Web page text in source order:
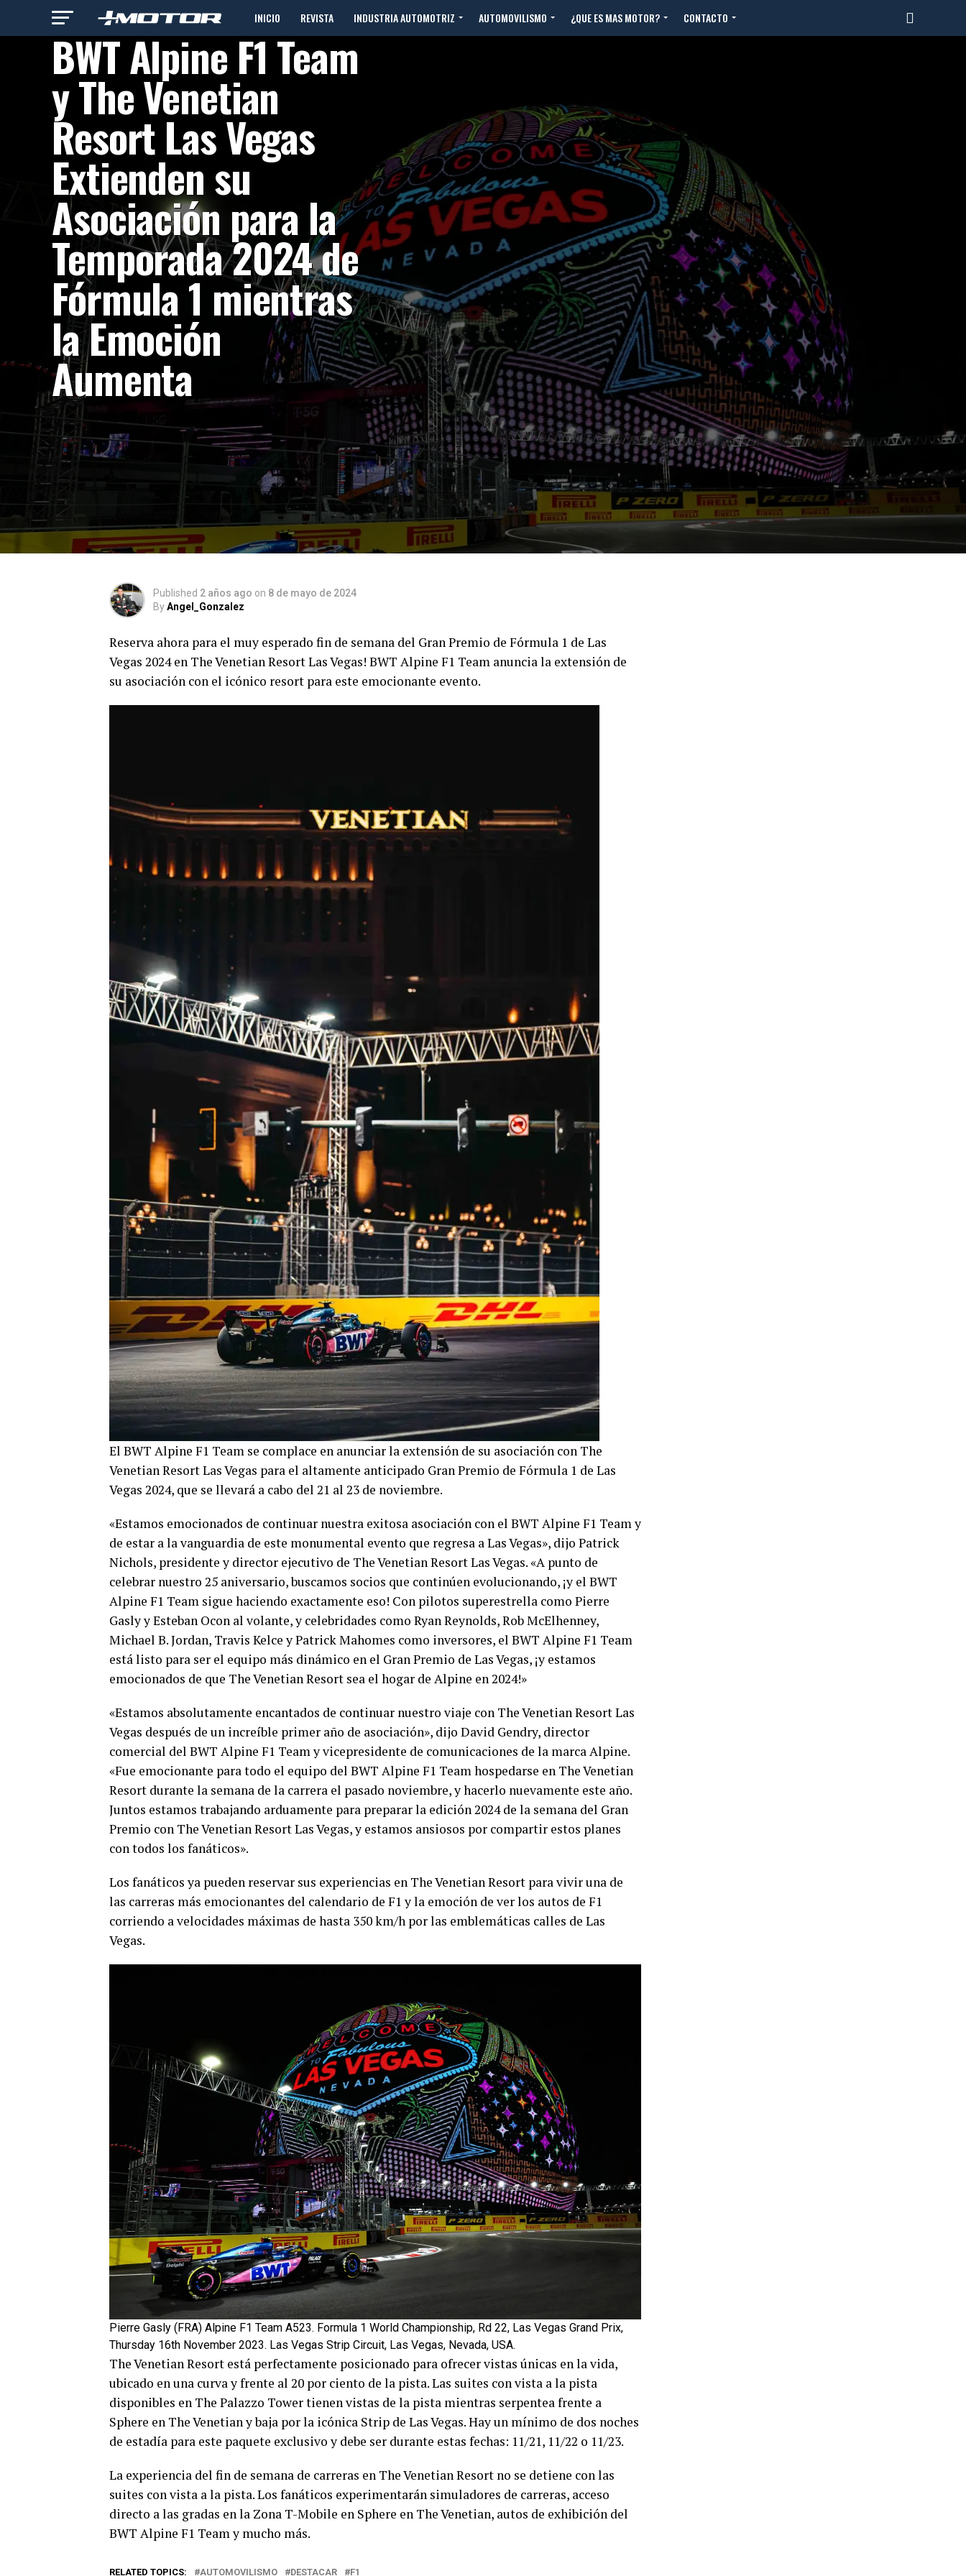
INICIO REVISTA INDUSTRIA AUTOMOTRIZ AUTOMOVILISMO ¿QUE ES MAS MOTOR? CONTACTO
AUTOMOVILISMO
BWT Alpine F1 Team
y The Venetian
Resort Las Vegas
Extienden su
Asociación para la
Temporada 2024 de
Fórmula 1 mientras
la Emoción
Aumenta
Published 2 años ago on 8 de mayo de 2024
ByAngel_Gonzalez
Reserva ahora para el muy esperado fin de semana del Gran Premio de Fórmula 1 de Las
Vegas 2024 en The Venetian Resort Las Vegas! BWT Alpine F1 Team anuncia la extensión de
su asociación con el icónico resort para este emocionante evento.
El BWT Alpine F1 Team se complace en anunciar la extensión de su asociación con The
Venetian Resort Las Vegas para el altamente anticipado Gran Premio de Fórmula 1 de Las
Vegas 2024, que se llevará a cabo del 21 al 23 de noviembre.
«Estamos emocionados de continuar nuestra exitosa asociación con el BWT Alpine F1 Team y
de estar a la vanguardia de este monumental evento que regresa a Las Vegas», dijo Patrick
Nichols, presidente y director ejecutivo de The Venetian Resort Las Vegas. «A punto de
celebrar nuestro 25 aniversario, buscamos socios que continúen evolucionando, ¡y el BWT
Alpine F1 Team sigue haciendo exactamente eso! Con pilotos superestrella como Pierre
Gasly y Esteban Ocon al volante, y celebridades como Ryan Reynolds, Rob McElhenney,
Michael B. Jordan, Travis Kelce y Patrick Mahomes como inversores, el BWT Alpine F1 Team
está listo para ser el equipo más dinámico en el Gran Premio de Las Vegas, ¡y estamos
emocionados de que The Venetian Resort sea el hogar de Alpine en 2024!»
«Estamos absolutamente encantados de continuar nuestro viaje con The Venetian Resort Las
Vegas después de un increíble primer año de asociación», dijo David Gendry, director
comercial del BWT Alpine F1 Team y vicepresidente de comunicaciones de la marca Alpine.
«Fue emocionante para todo el equipo del BWT Alpine F1 Team hospedarse en The Venetian
Resort durante la semana de la carrera el pasado noviembre, y hacerlo nuevamente este año.
Juntos estamos trabajando arduamente para preparar la edición 2024 de la semana del Gran
Premio con The Venetian Resort Las Vegas, y estamos ansiosos por compartir estos planes
con todos los fanáticos».
Los fanáticos ya pueden reservar sus experiencias en The Venetian Resort para vivir una de
las carreras más emocionantes del calendario de F1 y la emoción de ver los autos de F1
corriendo a velocidades máximas de hasta 350 km/h por las emblemáticas calles de Las
Vegas.
Pierre Gasly (FRA) Alpine F1 Team A523. Formula 1 World Championship, Rd 22, Las Vegas Grand Prix,
Thursday 16th November 2023. Las Vegas Strip Circuit, Las Vegas, Nevada, USA.
The Venetian Resort está perfectamente posicionado para ofrecer vistas únicas en la vida,
ubicado en una curva y frente al 20 por ciento de la pista. Las suites con vista a la pista
disponibles en The Palazzo Tower tienen vistas de la pista mientras serpentea frente a
Sphere en The Venetian y baja por la icónica Strip de Las Vegas. Hay un mínimo de dos noches
de estadía para este paquete exclusivo y debe ser durante estas fechas: 11/21, 11/22 o 11/23.
La experiencia del fin de semana de carreras en The Venetian Resort no se detiene con las
suites con vista a la pista. Los fanáticos experimentarán simuladores de carreras, acceso
directo a las gradas en la Zona T-Mobile en Sphere en The Venetian, autos de exhibición del
BWT Alpine F1 Team y mucho más.
RELATED TOPICS: AUTOMOVILISMO DESTACAR F1